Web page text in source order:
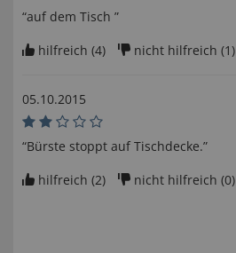
“auf dem Tisch ”
hilfreich (4) nicht hilfreich (1)
05.10.2015
“Bürste stoppt auf Tischdecke.”
hilfreich (2) nicht hilfreich (0)